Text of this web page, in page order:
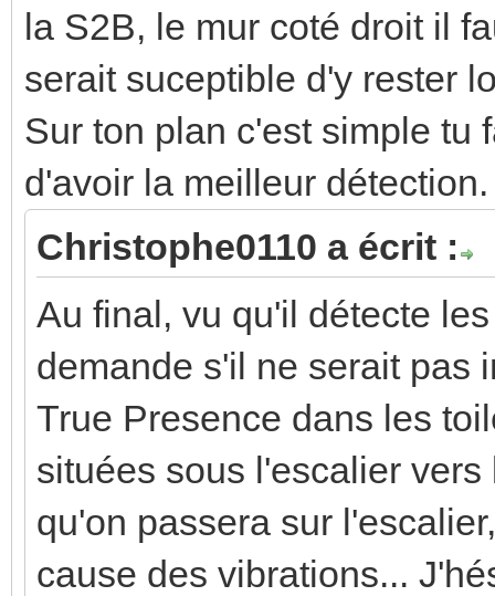
la S2B, le mur coté droit il
serait suceptible d'y rester
Sur ton plan c'est simple tu
d'avoir la meilleur détection.
Christophe0110 a écrit :
Au final, vu qu'il détecte
demande s'il ne serait pas
True Presence dans les
situées sous l'escalier
qu'on passera sur
cause des vibrations...